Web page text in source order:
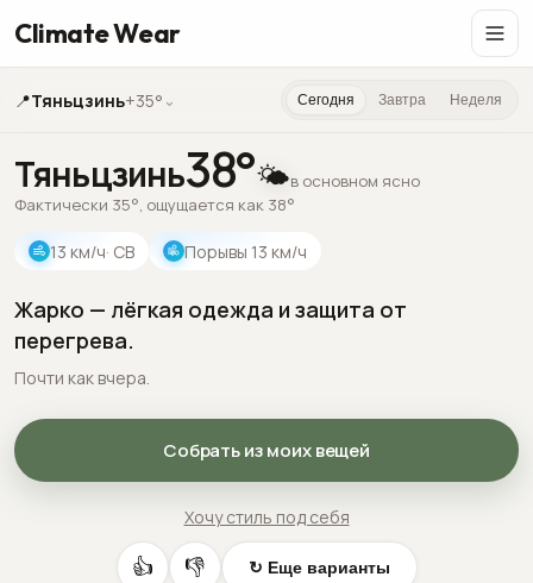
Climate Wear
📍Тяньцзинь+35° ⌄ Сегодня Завтра Неделя
Тяньцзинь38°🌤️в основном ясно
Фактически 35°, ощущается как 38°
13 км/ч· СВ Порывы 13 км/ч
Жарко — лёгкая одежда и защита от
перегрева.
Почти как вчера.
Собрать из моих вещей
Хочу стиль под себя
👍 👎 ↻ Еще варианты